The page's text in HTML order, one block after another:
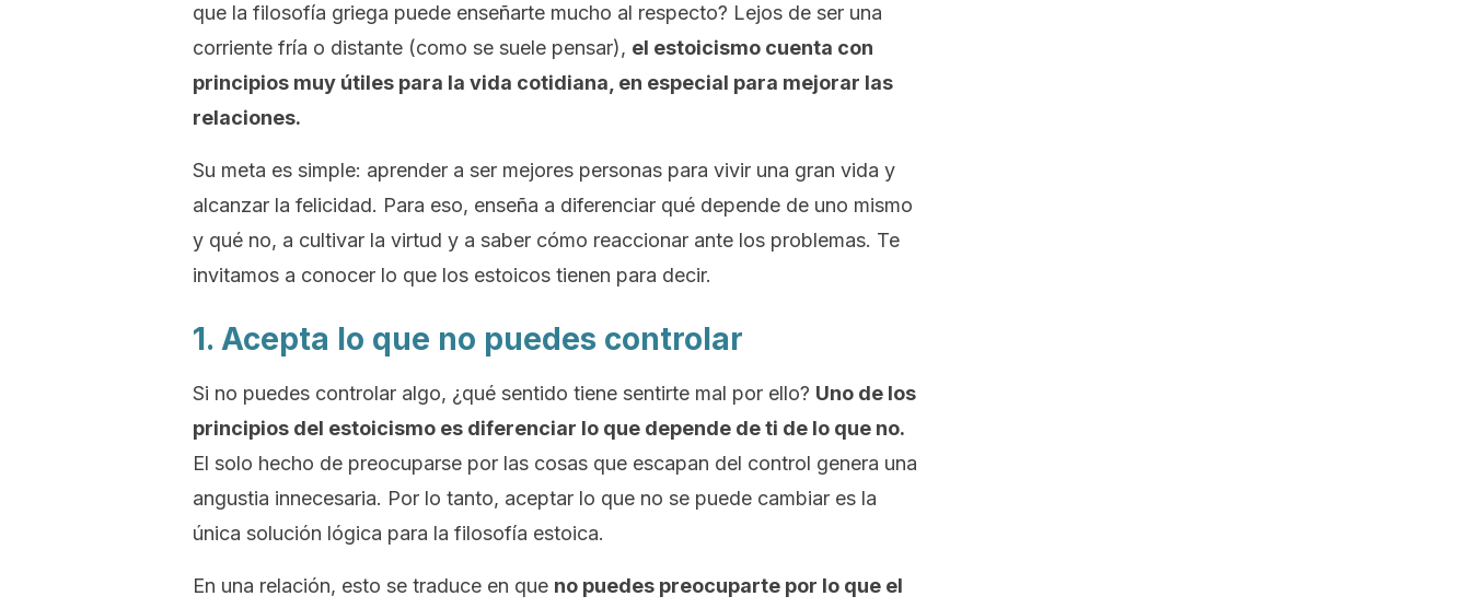
que la filosofía griega puede enseñarte mucho al respecto? Lejos de ser una
corriente fría o distante (como se suele pensar), el estoicismo cuenta con
principios muy útiles para la vida cotidiana, en especial para mejorar las
relaciones.
Su meta es simple: aprender a ser mejores personas para vivir una gran vida y
alcanzar la felicidad. Para eso, enseña a diferenciar qué depende de uno mismo
y qué no, a cultivar la virtud y a saber cómo reaccionar ante los problemas. Te
invitamos a conocer lo que los estoicos tienen para decir.
1. Acepta lo que no puedes controlar
Si no puedes controlar algo, ¿qué sentido tiene sentirte mal por ello? Uno de los
principios del estoicismo es diferenciar lo que depende de ti de lo que no.
El solo hecho de preocuparse por las cosas que escapan del control genera una
angustia innecesaria. Por lo tanto, aceptar lo que no se puede cambiar es la
única solución lógica para la filosofía estoica.
En una relación, esto se traduce en que no puedes preocuparte por lo que el